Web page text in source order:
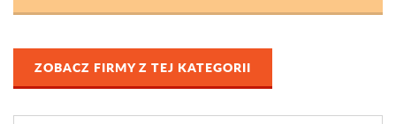
ZOBACZ FIRMY Z TEJ KATEGORII